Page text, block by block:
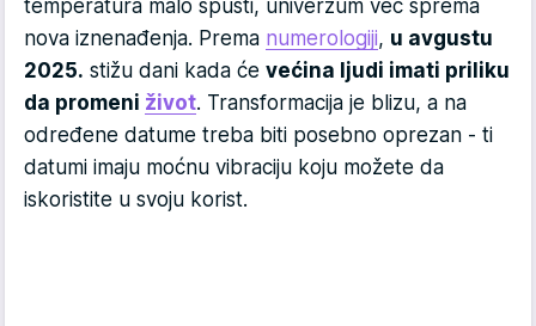
temperatura malo spusti, univerzum već sprema
nova iznenađenja. Prema numerologiji, u avgustu
2025. stižu dani kada će većina ljudi imati priliku
da promeni život. Transformacija je blizu, a na
određene datume treba biti posebno oprezan - ti
datumi imaju moćnu vibraciju koju možete da
iskoristite u svoju korist.